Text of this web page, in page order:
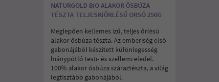
NATURGOLD BIO ALAKOR ŐSBÚZA
TÉSZTA TELJESKIŐRLÉSŰ ORSÓ 250G
Meglepően kellemes ízű, teljes őrlésű
alakor ősbúza tészta. Az emberiség első
gabonájából készített különlegesség
hiánypótló testi- és szellemi eledel.
100% alakor ősbúza száraztészta, a világ
legtisztább gabonájából.